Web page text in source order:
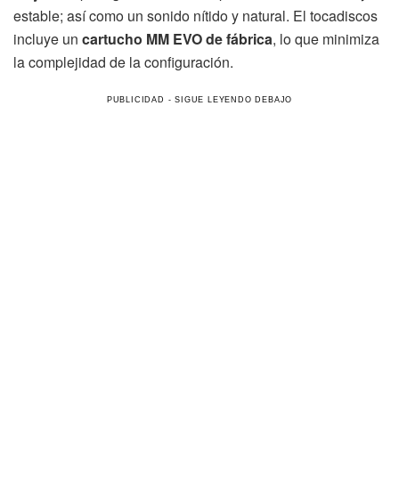
estable; así como un sonido nítido y natural. El tocadiscos
incluye un cartucho MM EVO de fábrica, lo que minimiza
la complejidad de la configuración.